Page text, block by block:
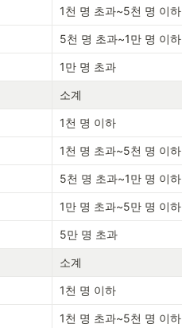
1천 명 초과~5천 명 이하
5천 명 초과~1만 명 이하
1만 명 초과
소계
1천 명 이하
1천 명 초과~5천 명 이하
5천 명 초과~1만 명 이하
1만 명 초과~5만 명 이하
5만 명 초과
소계
1천 명 이하
1천 명 초과~5천 명 이하